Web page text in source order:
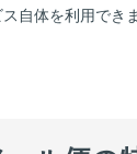
自体を利用できま